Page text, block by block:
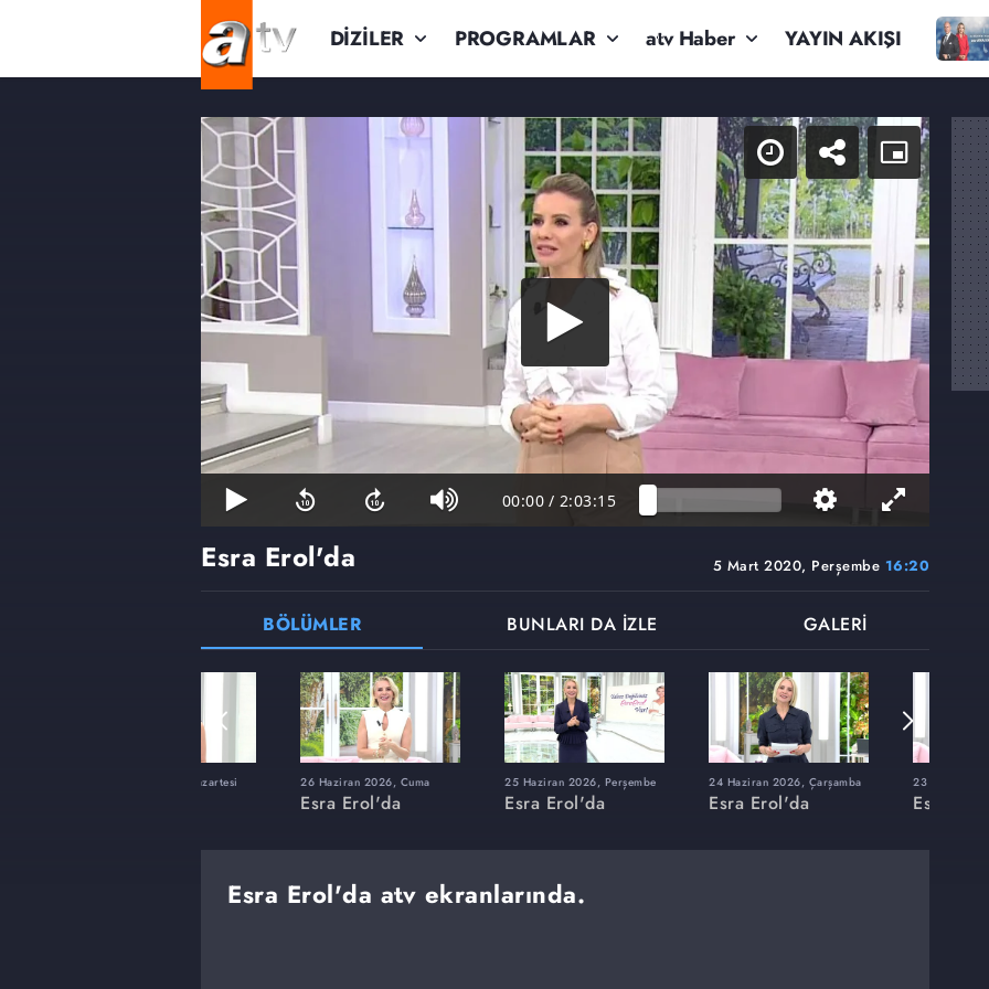
DİZİLER PROGRAMLAR atv Haber YAYIN AKIŞI
00:00 / 2:03:15
5 Mart 2020, Perşembe 16:20
Esra Erol'da
BÖLÜMLER BUNLARI DA İZLE GALERİ
8 Haziran 2026, Pazartesi 26 Haziran 2026, Cuma
Esra Erol'da
25 Haziran 2026, Perşembe
Esra Erol'da
24 Haziran 2026, Çarşamba
Esra Erol'da
23 Haziran
Esra
Esra Erol'da atv ekranlarında.